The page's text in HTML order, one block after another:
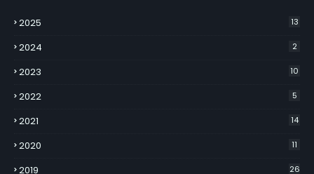
2025 13
2024 2
2023 10
2022 5
2021 14
2020 11
2019 26